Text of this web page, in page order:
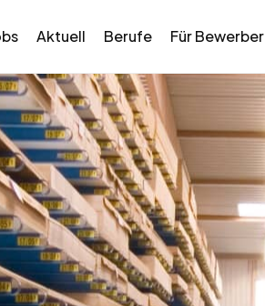
Aktuell Berufe Für Bewerber